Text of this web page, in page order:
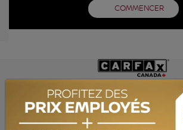
OBTENEZ LE RAPPORT
COMMENCER